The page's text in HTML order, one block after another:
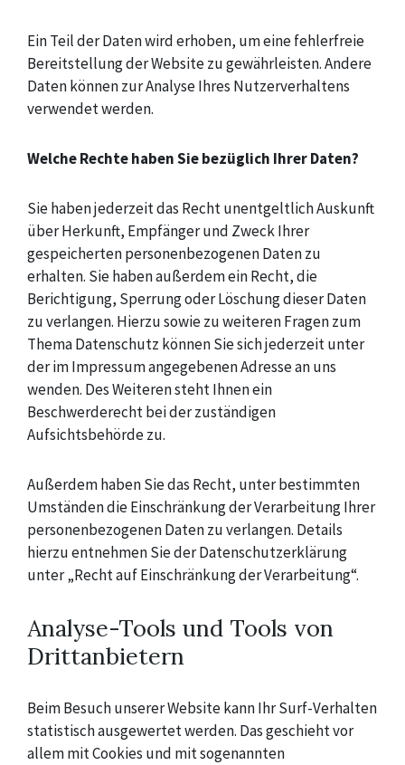
Ein Teil der Daten wird erhoben, um eine fehlerfreie
Bereitstellung der Website zu gewährleisten. Andere
Daten können zur Analyse Ihres Nutzerverhaltens
verwendet werden.
Welche Rechte haben Sie bezüglich Ihrer Daten?
Sie haben jederzeit das Recht unentgeltlich Auskunft
über Herkunft, Empfänger und Zweck Ihrer
gespeicherten personenbezogenen Daten zu
erhalten. Sie haben außerdem ein Recht, die
Berichtigung, Sperrung oder Löschung dieser Daten
zu verlangen. Hierzu sowie zu weiteren Fragen zum
Thema Datenschutz können Sie sich jederzeit unter
der im Impressum angegebenen Adresse an uns
wenden. Des Weiteren steht Ihnen ein
Beschwerderecht bei der zuständigen
Aufsichtsbehörde zu.
Außerdem haben Sie das Recht, unter bestimmten
Umständen die Einschränkung der Verarbeitung Ihrer
personenbezogenen Daten zu verlangen. Details
hierzu entnehmen Sie der Datenschutzerklärung
unter „Recht auf Einschränkung der Verarbeitung“.
Analyse-Tools und Tools von
Drittanbietern
Beim Besuch unserer Website kann Ihr Surf-Verhalten
statistisch ausgewertet werden. Das geschieht vor
allem mit Cookies und mit sogenannten